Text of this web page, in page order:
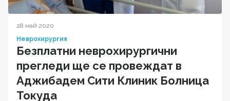
28 май 2020
Неврохирургия
Безплатни неврохирургични
прегледи ще се провеждат в
Аджибадем Сити Клиник Болница
Токуда